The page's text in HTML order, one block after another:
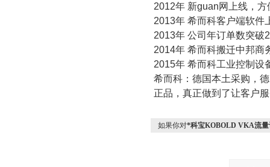
2012年 新guan网上线，
2013年 希而科客户端软件
2013年 公司年订单数突破
2014年 希而科搬迁中邦商
2015年 希而科工业控制设
希而科：德国本土采购，
正品，真正做到了让客户
如果你对*科宝KOBOLD VKA流量